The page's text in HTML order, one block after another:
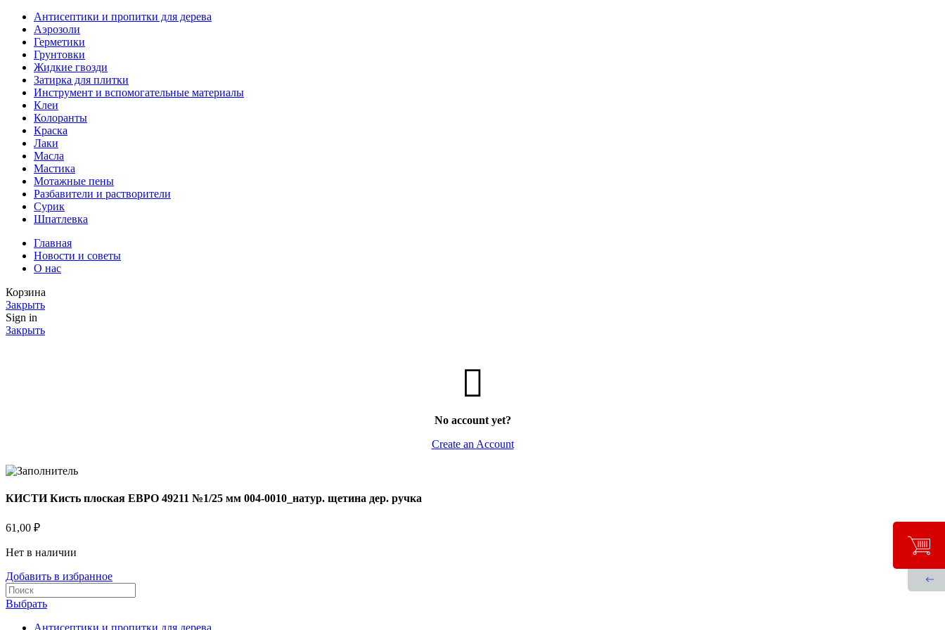
Антисептики и пропитки для дерева
Аэрозоли
Герметики
Грунтовки
Жидкие гвозди
Затирка для плитки
Инструмент и вспомогательные материалы
Клеи
Колоранты
Краска
Лаки
Масла
Мастика
Мотажные пены
Разбавители и растворители
Сурик
Шпатлевка
Главная
Новости и советы
О нас
Корзина
Закрыть
Sign in
Закрыть
No account yet?
Create an Account
КИСТИ Кисть плоская ЕВРО 49211 №1/25 мм 004-0010_натур. щетина дер. ручка
61,00 ₽
Нет в наличии
Добавить в избранное
Выбрать
Антисептики и пропитки для дерева